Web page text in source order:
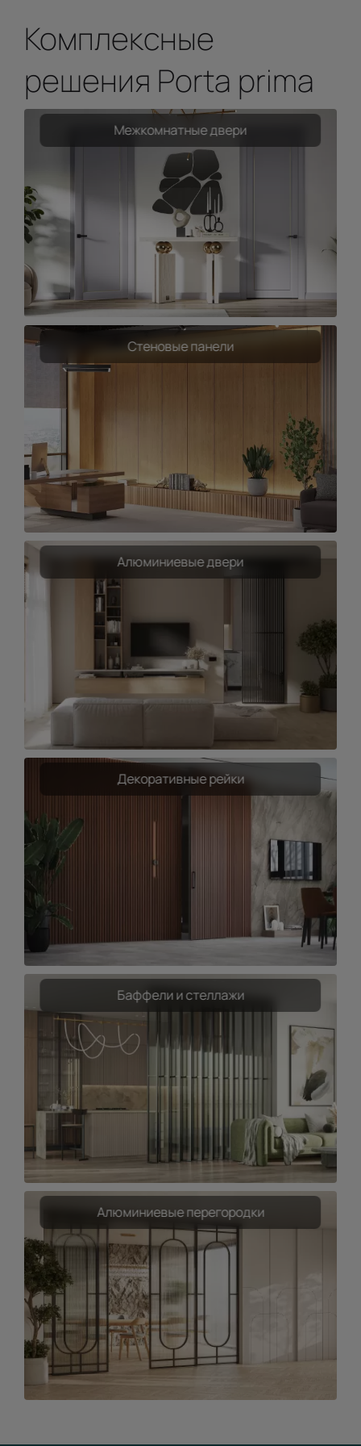
Комплексные
решения Porta prima
Межкомнатные двери
Стеновые панели
Алюминиевые двери
Декоративные рейки
Баффели и стеллажи
Алюминиевые перегородки